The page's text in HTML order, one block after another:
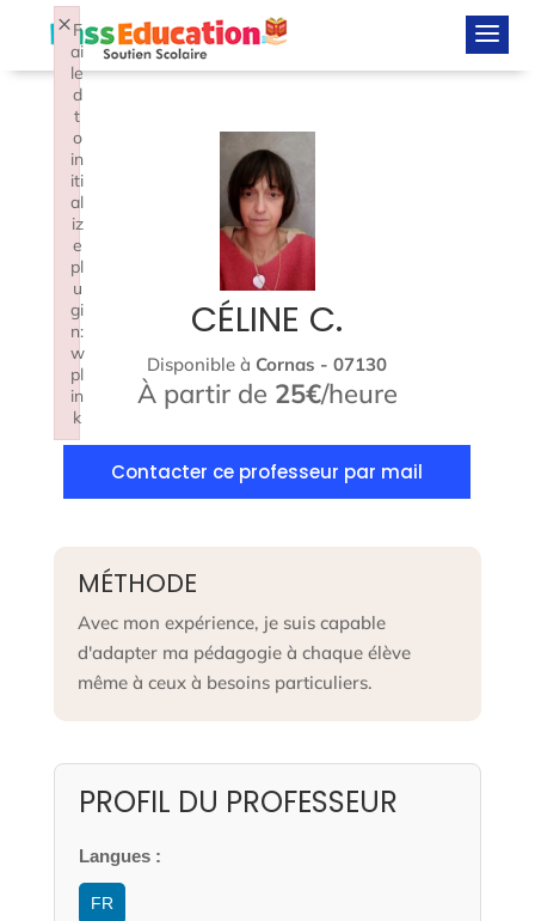
CÉLINE C.
Disponible à Cornas - 07130
À partir de 25€/heure
Contacter ce professeur par mail
MÉTHODE
Avec mon expérience, je suis capable
d'adapter ma pédagogie à chaque élève
même à ceux à besoins particuliers.
PROFIL DU PROFESSEUR
Langues :
FR
F
ai
le
d
t
o
in
iti
al
iz
e
pl
u
gi
n:
w
pl
in
k
×
Failed to initialize plugin: wplink